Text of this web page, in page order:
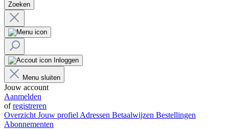
Zoeken
Inloggen
Menu sluiten
Jouw account
Aanmelden
ofregistreren
Overzicht Jouw profiel Adressen Betaalwijzen Bestellingen
Abonnementen